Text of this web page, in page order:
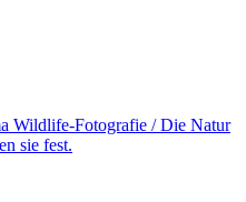
Wildlife-Fotografie / Die Natur
sie fest.